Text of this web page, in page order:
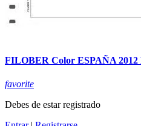
FILOBER Color ESPAÑA 2012
favorite
Debes de estar registrado